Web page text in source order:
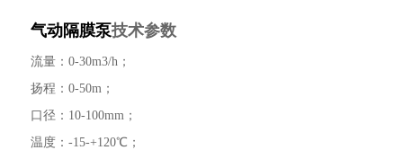
气动隔膜泵技术参数
流量：0-30m3/h；
扬程：0-50m；
口径：10-100mm；
温度：-15-+120℃；